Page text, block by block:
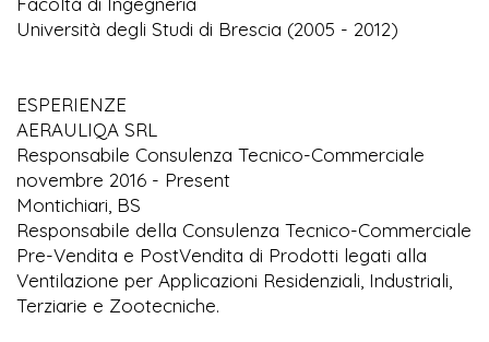
Università degli Studi di Brescia (2005 - 2012)
ESPERIENZE
AERAULIQA SRL
Responsabile Consulenza Tecnico-Commerciale
novembre 2016 - Present
Montichiari, BS
Responsabile della Consulenza Tecnico-Commerciale
Pre-Vendita e PostVendita di Prodotti legati alla
Ventilazione per Applicazioni Residenziali, Industriali,
Terziarie e Zootecniche.